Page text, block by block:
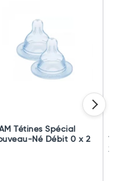
Tétines Spécial
Né Débit 0 x 2